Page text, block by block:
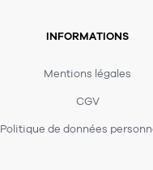
INFORMATIONS
Mentions légales
CGV
Politique de données